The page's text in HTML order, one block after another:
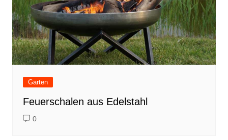
Garten
Feuerschalen aus Edelstahl
0